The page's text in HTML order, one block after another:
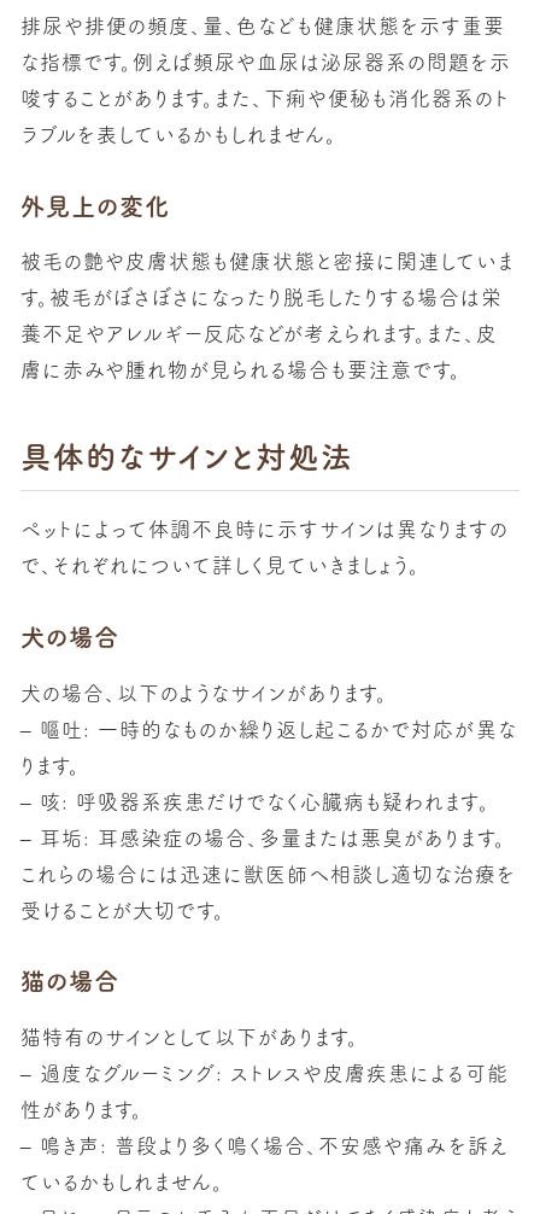
排尿や排便の頻度、量、色なども健康状態を示す重要
な指標です。例えば頻尿や血尿 は泌尿器系の問題を示
唆することがあります。また、下痢や便秘も消化器系のト
ラブルを表しているかもしれません。
外見上の変化
被毛の艶や皮膚状態も健康状態と密接に関連していま
す。被毛がぼさぼさになったり脱毛したりする場合は栄
養不足やアレルギー反応などが考えられます。また、皮
膚に赤みや腫れ物が見られる場合も要注意です。
具体的なサインと対処法
ペットによって体調不良時に示すサインは異なりますの
で、それぞれについて詳しく見ていきましょう。
犬の場合
犬の場合、以下のようなサインがあります。
– 嘔吐: 一時的なものか繰り返し起こるかで対応が異な
ります。
– 咳: 呼吸器系疾患だけでなく心臓病も疑われます。
– 耳垢: 耳感染症の場合、多量または悪臭があります。
これらの場合には迅速に獣医師へ相談し適切な治療を
受けることが大切です。
猫の場合
猫特有のサインとして以下があります。
– 過度なグルーミング:
ストレスや皮膚疾患による可能
性があります。
– 鳴き声: 普段より多く鳴く場合、不安感や痛みを訴え
ているかもしれません。